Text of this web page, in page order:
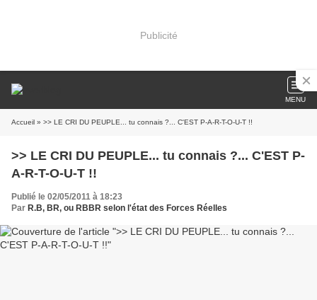
Publicité
MENU
Accueil » >> LE CRI DU PEUPLE... tu connais ?... C'EST P-A-R-T-O-U-T !!
>> LE CRI DU PEUPLE... tu connais ?... C'EST P-
A-R-T-O-U-T !!
Publié le 02/05/2011 à 18:23
Par R.B, BR, ou RBBR selon l'état des Forces Réelles